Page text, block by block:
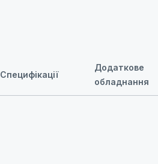
Специфікації
Додаткове
обладнання